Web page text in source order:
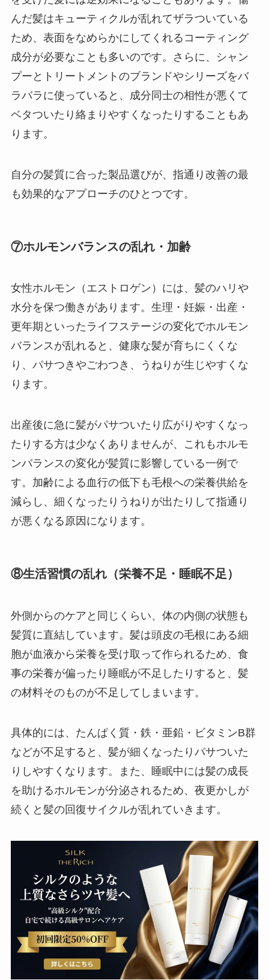
んだ髪はキューティクルが乱れてザラついている
ため、表面をなめらかにしてくれるコーティング
成分が必要なことも多いのです。さらに、シャン
プーとトリートメントのブランドやシリーズをバ
ラバラに使っていると、成分同士の相性が悪くて
ベタついたり絡まりやすくなったりすることもあ
ります。
自分の髪質に合った製品選びが、指通り改善の最
も効果的なアプローチのひとつです。
⑦ホルモンバランスの乱れ・加齢
女性ホルモン（エストロゲン）には、髪のハリや
水分を保つ働きがあります。生理・妊娠・出産・
更年期といったライフステージの変化でホルモン
バランスが乱れると、健康な髪が育ちにくくな
り、パサつきやごわつき、うねりが生じやすくな
ります。
出産後に急に髪がパサついたり広がりやすくなっ
たりする方は少なくありませんが、これもホルモ
ンバランスの変化が髪質に影響している一例で
す。加齢による血行の低下も毛根への栄養供給を
減らし、細くなったりうねりが出たりして指通り
が悪くなる原因になります。
⑧生活習慣の乱れ（栄養不足・睡眠不足）
外側からのケアと同じくらい、体の内側の状態も
髪質に直結しています。髪は頭皮の毛根にある細
胞が血液から栄養を受け取って作られるため、食
事の栄養が偏ったり睡眠が不足したりすると、髪
の材料そのものが不足してしまいます。
具体的には、たんぱく質・鉄・亜鉛・ビタミンB群
などが不足すると、髪が細くなったりパサついた
りしやすくなります。また、睡眠中には髪の成長
を助けるホルモンが分泌されるため、夜更かしが
続くと髪の回復サイクルが乱れていきます。